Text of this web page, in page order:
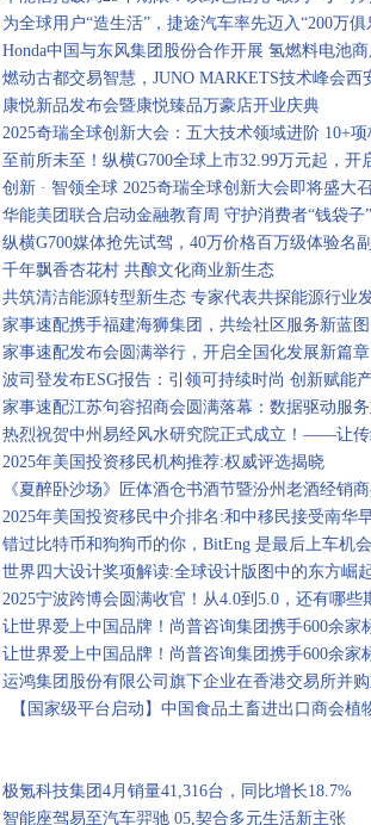
为全球用户“造生活”，捷途汽车率先迈入“200万俱
Honda中国与东风集团股份合作开展 氢燃料电池
燃动古都交易智慧，JUNO MARKETS技术峰会西
康悦新品发布会暨康悦臻品万豪店开业庆典
2025奇瑞全球创新大会：五大技术领域进阶 10+
至前所未至！纵横G700全球上市32.99万元起，开
创新 · 智领全球 2025奇瑞全球创新大会即将盛大
华能美团联合启动金融教育周 守护消费者“钱袋子”
纵横G700媒体抢先试驾，40万价格百万级体验名
千年飘香杏花村 共酿文化商业新生态
共筑清洁能源转型新生态 专家代表共探能源行业
家事速配携手福建海狮集团，共绘社区服务新蓝图
家事速配发布会圆满举行，开启全国化发展新篇章
波司登发布ESG报告：引领可持续时尚 创新赋能
家事速配江苏句容招商会圆满落幕：数据驱动服
热烈祝贺中州易经风水研究院正式成立！——让传
2025年美国投资移民机构推荐:权威评选揭晓
《夏醉卧沙场》匠体酒仓书酒节暨汾州老酒经销
2025年美国投资移民中介排名:和中移民接受南华
错过比特币和狗狗币的你，BitEng 是最后上车机会
世界四大设计奖项解读:全球设计版图中的东方崛
2025宁波跨博会圆满收官！从4.0到5.0，还有哪些
让世界爱上中国品牌！尚普咨询集团携手600余家
让世界爱上中国品牌！尚普咨询集团携手600余家
运鸿集团股份有限公司旗下企业在香港交易所并购
【国家级平台启动】中国食品土畜进出口商会
极氪科技集团4月销量41,316台，同比增长18.7%
智能座驾易至汽车羿驰 05,契合多元生活新主张